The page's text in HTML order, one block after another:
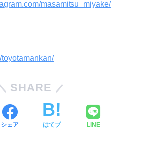
masamitsu_miyake/
toyotamankan/
SHARE
シェア はてブ LINE